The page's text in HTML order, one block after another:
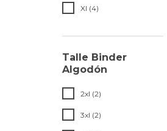
Xl (4)
Talle Binder
Algodón
2xl (2)
3xl (2)